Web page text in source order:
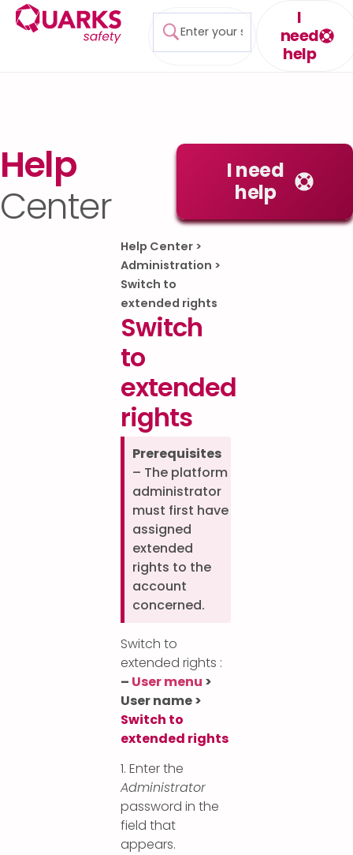
I
need
help
Help
Center
I need
help
Help Center>
Administration >
Switch to
extended rights
Switch
to
extended
rights
Prerequisites
– The platform
administrator
must first have
assigned
extended
rights to the
account
concerned.
Switch to
extended rights :
– User menu >
User name >
Switch to
extended rights
1. Enter the
Administrator
password in the
field that
appears.